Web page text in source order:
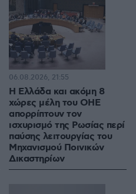
Η Ελλάδα και ακόμη 8
χώρες μέλη του ΟΗΕ
απορρίπτουν τον
ισχυρισμό της Ρωσίας περί
παύσης λειτουργίας του
Μηχανισμού Ποινικών
Δικαστηρίων
06.08.2026, 21:55